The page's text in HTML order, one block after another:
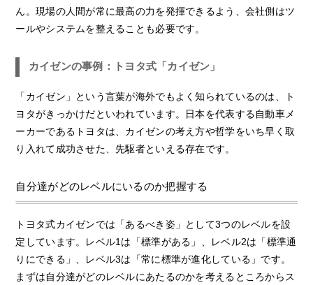
ん。現場の人間が常に最高の力を発揮できるよう、会社側はツ
ールやシステムを整えることも必要です。
カイゼンの事例：トヨタ式「カイゼン」
「カイゼン」という言葉が海外でもよく知られているのは、ト
ヨタがきっかけだといわれています。日本を代表する自動車メ
ーカーであるトヨタは、カイゼンの考え方や哲学をいち早く取
り入れて成功させた、先駆者といえる存在です。
自分達がどのレベルにいるのか把握する
トヨタ式カイゼンでは「あるべき姿」として3つのレベルを設
定しています。レベル1は「標準がある」、レベル2は「標準通
りにできる」、レベル3は「常に標準が進化している」です。
まずは自分達がどのレベルにあたるのかを考えるところからス